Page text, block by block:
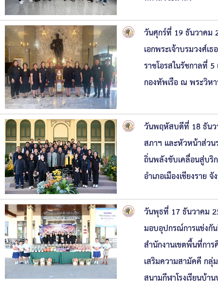
วันศุกร์ที่ 19 ธันวาคม
เอกพระเจ้าบรมวงศ์เ
ราชโอรสในรัชกาลที่
กองทัพเรือ ณ พระวิห
วันพฤหัสบดีที่ 18 ธันว
สภาฯ และหัวหน้าส่วน
ถิ่นพลังขับเคลื่อนสู่บริ
อำเภอเมืองเชียงราย
วันพุธที่ 17 ธันวาคม
มอบอุปกรณ์การแข่งกั
สำนักงานเขตพื้นที่กา
เสริมความสามัคคี ก
สนามกีฬาโรงเรียนบ้า